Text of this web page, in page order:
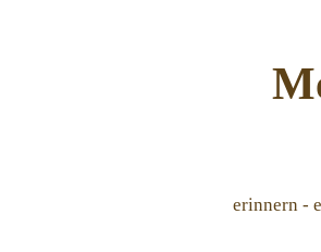
erinnern -